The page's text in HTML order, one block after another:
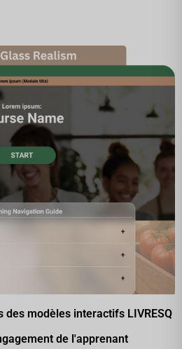
des modèles interactifs LIVRESQ
de l'apprenant